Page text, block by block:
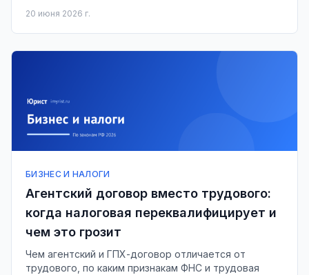
20 июня 2026 г.
БИЗНЕС И НАЛОГИ
Агентский договор вместо трудового:
когда налоговая переквалифицирует и
чем это грозит
Чем агентский и ГПХ-договор отличается от
трудового, по каким признакам ФНС и трудовая